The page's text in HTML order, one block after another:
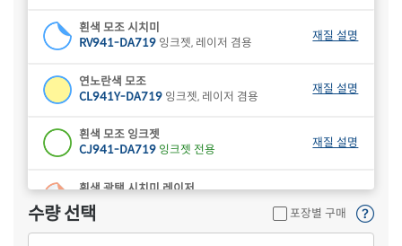
흰색 모조 시치미
RV941-DA719 잉크젯, 레이저 겸용
재질 설명
연노란색 모조
CL941Y-DA719 잉크젯, 레이저 겸용
재질 설명
흰색 모조 잉크젯
CJ941-DA719 잉크젯 전용
재질 설명
흰색 광택 시치미 레이저
RV941LG-DA719
재질 설명
수량 선택 포장별 구매